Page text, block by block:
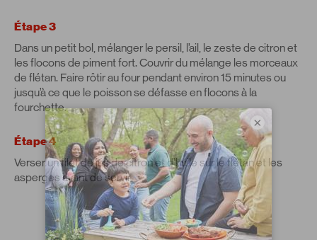
Étape 3
Dans un petit bol, mélanger le persil, l’ail, le zeste de citron et
les flocons de piment fort. Couvrir du mélange les morceaux
de flétan. Faire rôtir au four pendant environ 15 minutes ou
jusqu’à ce que le poisson se défasse en flocons à la
fourchette.
Étape 4
Verser un filet de jus de citron et d’huile sur le flétan et les
asperges avant de servir.
×